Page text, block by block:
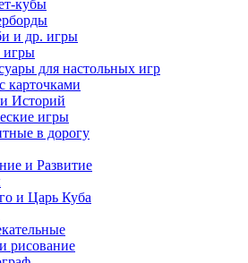
кубы
и др. игры
игры
для настольных игр
карточками
Историй
игры
в дорогу
и Развитие
и Царь Куба
рисование